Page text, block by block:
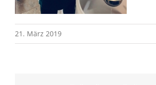
21. März 2019